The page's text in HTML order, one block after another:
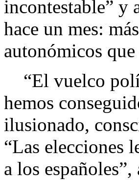
incontestable” y
hace un mes:
autonómicos
“El vuelco
hemos
ilusionado,
“Las elecciones
a los españoles”,